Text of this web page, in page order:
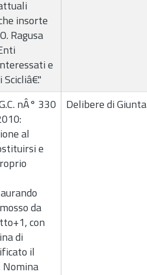
insorte
Ragusa
e
nÂ° 330
al
e
da
con
di
il
Nomina
Delibere di Giunta